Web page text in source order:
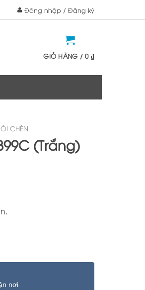
Đăng nhập / Đăng ký
GIỎ HÀNG /0 ₫
CHÉN
(Trắng)
nơi